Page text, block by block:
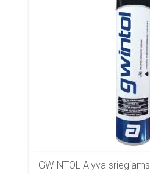
GWINTOL Alyva sriegiams